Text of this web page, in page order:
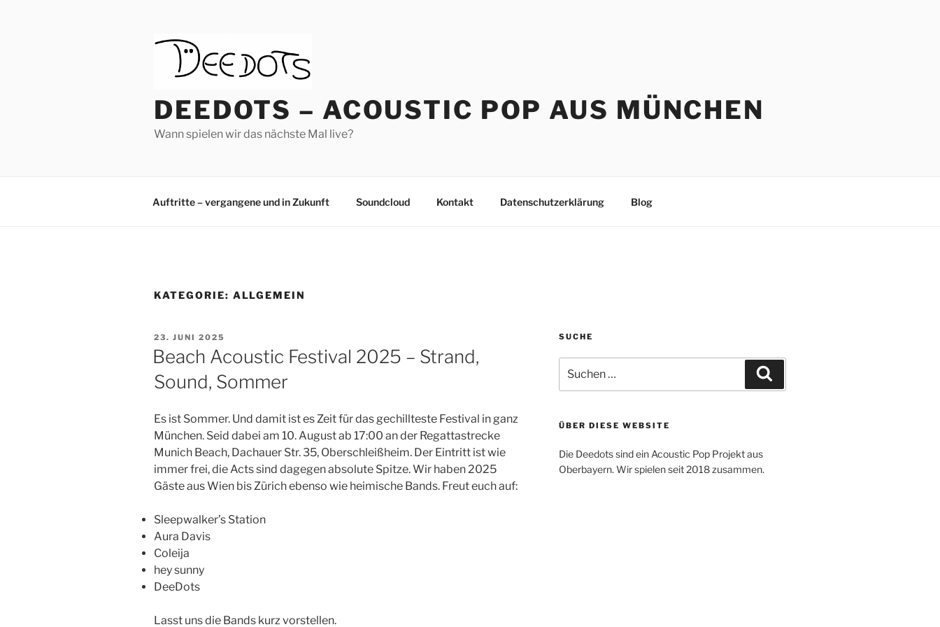
DEEDOTS – ACOUSTIC POP AUS MÜNCHEN
Wann spielen wir das nächste Mal live?
Auftritte – vergangene und in Zukunft Soundcloud Kontakt Datenschutzerklärung Blog
KATEGORIE: ALLGEMEIN
VERÖFFENTLICHT
AM
23. JUNI 2025
Beach Acoustic Festival 2025 – Strand,
Sound, Sommer
Es ist Sommer. Und damit ist es Zeit für das gechillteste Festival in ganz
München. Seid dabei am 10. August ab 17:00 an der Regattastrecke
Munich Beach, Dachauer Str. 35, Oberschleißheim. Der Eintritt ist wie
immer frei, die Acts sind dagegen absolute Spitze. Wir haben 2025
Gäste aus Wien bis Zürich ebenso wie heimische Bands. Freut euch auf:
Sleepwalker’s Station
Aura Davis
Coleija
hey sunny
DeeDots
Lasst uns die Bands kurz vorstellen.
SUCHE
nach:
ÜBER DIESE WEBSITE
Die Deedots sind ein Acoustic Pop Projekt aus
Oberbayern. Wir spielen seit 2018 zusammen.